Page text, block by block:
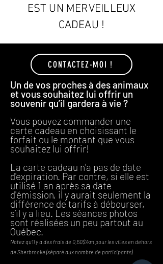
EST UN MERVEILLEUX
CADEAU !
CONTACTEZ-MOI !
Un de vos proches à des animaux
et vous souhaitez lui offrir un
souvenir qu’il gardera à vie ?
Vous pouvez commander une
carte cadeau en choisissant le
forfait ou le montant que vous
souhaitez lui offrir!
La carte cadeau n'a pas de date
d'expiration. Par contre, si elle est
utilisé 1 an après sa date
d'émission, il y aurait seulement la
différence de tarifs à débourser,
s’il y a lieu. Les séances photos
sont réalisées un peu partout au
Québec.
Notez qu’il y a des frais de 0,50$/km pour les villes en dehors
de Sherbrooke (séparé aux nombre de participants)